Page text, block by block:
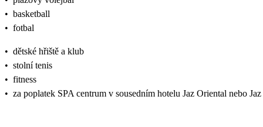
• basketball
• fotbal
• dětské hřiště a klub
• stolní tenis
• fitness
• za poplatek SPA centrum v sousedním hotelu Jaz Oriental nebo